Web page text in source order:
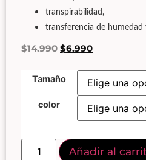
transpirabilidad,
transferencia de humedad
$14.990 $6.990
Tamaño
color
Añadir al